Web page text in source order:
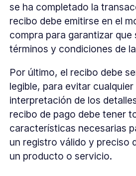
se ha completado la
recibo debe emitirse en el
compra para garantizar que
términos y condiciones de
Por último, el recibo debe
legible, para evitar
interpretación de los
recibo de pago debe tener
características necesarias
un registro válido y preciso
un producto o servicio.